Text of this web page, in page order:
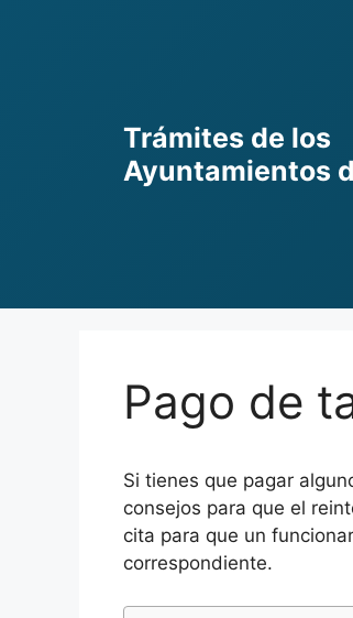
Trámites de los
Ayuntamientos
Pago de
Si tienes que pagar
consejos para que el
cita para que un
correspondiente.